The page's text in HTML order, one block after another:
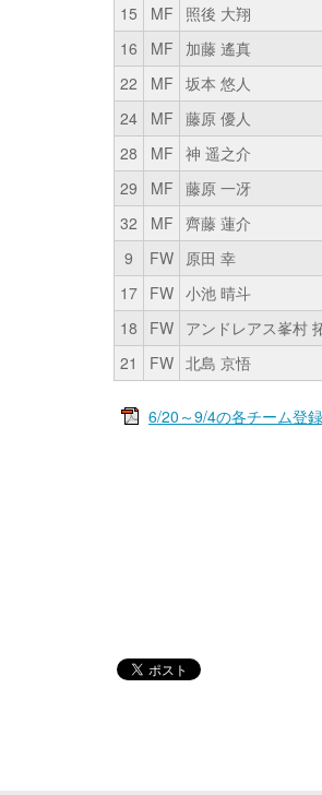
15
MF 照後 大翔
16
MF 加藤 遙真
22
MF 坂本 悠人
24
MF 藤原 優人
28
MF 神 遥之介
29
MF 藤原 一冴
32
MF 齊藤 蓮介
9
FW 原田 幸
17 FW 小池 晴斗
18
FW アンドレアス峯村
21
FW 北島 京悟
6/20～9/4の各チーム登